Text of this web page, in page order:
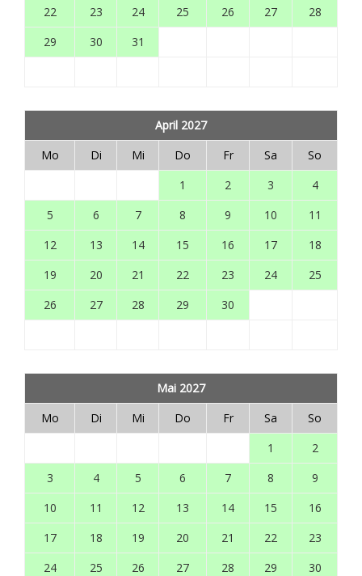
22
23 24 25 26 27
28
29
30 31
April 2027
Mo
Di Mi Do Fr Sa
So
1
2 3
4
5
6 7 8 9 10
11
12
13 14 15 16 17
18
19
20 21 22 23 24
25
26
27 28 29 30
Mai 2027
Mo
Di Mi Do Fr Sa
So
1
2
3
4 5 6 7 8
9
10
11 12 13 14 15
16
17
18 19 20 21 22
23
24
25 26 27 28 29
30